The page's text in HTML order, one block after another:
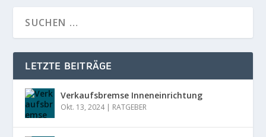
LETZTE BEITRÄGE
Verkaufsbremse Inneneinrichtung
Okt. 13, 2024| RATGEBER